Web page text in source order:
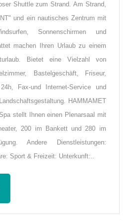
Shuttle zum Strand. Am Strand,
und ein nautisches Zentrum mit
Sonnenschirmen und
machen Ihren Urlaub zu einem
Bietet eine Vielzahl von
Bastelgeschäft, Friseur,
Fax-und Internet-Service und
HAMMAMET
stellt Ihnen einen Plenarsaal mit
200 im Bankett und 280 im
Andere Dienstleistungen:
Sport & Freizeit: Unterkunft:..